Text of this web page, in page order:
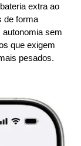
extra ao
de forma
sem
que exigem
pesados.